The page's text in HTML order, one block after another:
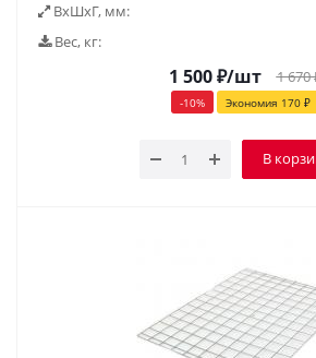
ВxШxГ, мм:
Вес, кг:
1 500₽/шт 1 670
-10% Экономия 170 ₽
В